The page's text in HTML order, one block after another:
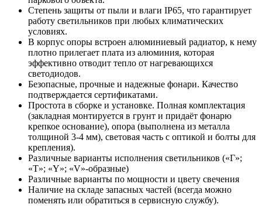
Степень защиты от пыли и влаги IP65, что гарантирует
работу светильников при любых климатических
условиях.
В корпус опоры встроен алюминиевый радиатор, к нему
плотно прилегает плата из алюминия, которая
эффективно отводит тепло от нагревающихся
светодиодов.
Безопасные, прочные и надежные фонари. Качество
подтверждается сертификатами.
Простота в сборке и установке. Полная комплектация
(закладная монтируется в грунт и придаёт фонарю
крепкое основание), опора (выполнена из металла
толщиной 3-4 мм), световая часть с оптикой и болты для
крепления).
Различные варианты исполнения светильников («Г»;
«Т»; «Y»; «V»-образные)
Различные варианты по мощности и цвету свечения
Наличие на складе запасных частей (всегда можно
поменять или обратиться в сервисную службу).